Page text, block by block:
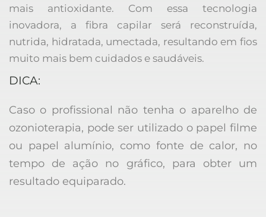
mais antioxidante. Com essa tecnologia
inovadora, a fibra capilar será reconstruída,
nutrida, hidratada, umectada, resultando em fios
muito mais bem cuidados e saudáveis.
DICA:
Caso o profissional não tenha o aparelho de
ozonioterapia, pode ser utilizado o papel filme
ou papel alumínio, como fonte de calor, no
tempo de ação no gráfico, para obter um
resultado equiparado.